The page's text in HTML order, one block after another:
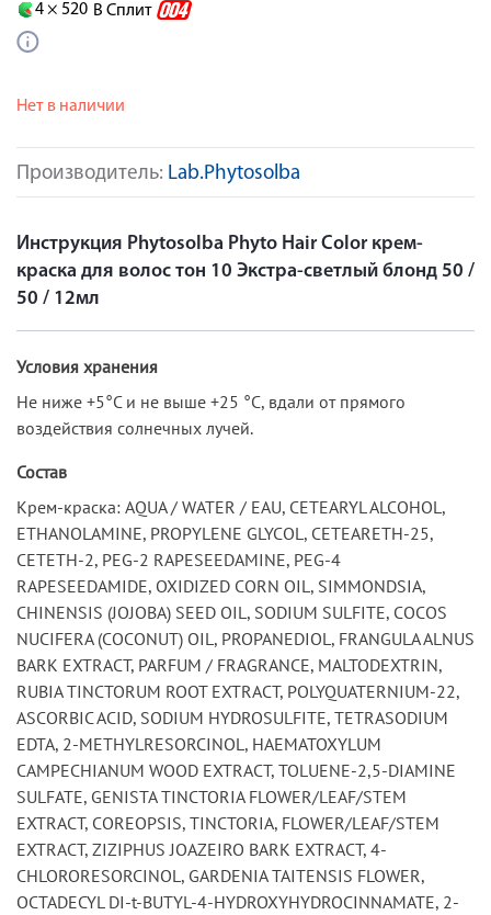
Производитель: Lab.Phytosolba
4 × 520 В Сплит
Нет в наличии
Инструкция Phytosolba Phyto Hair Color крем-
краска для волос тон 10 Экстра-светлый блонд 50 /
50 / 12мл
Условия хранения
Не ниже +5°С и не выше +25 °С, вдали от прямого
воздействия солнечных лучей.
Состав
Крем-краска: AQUA / WATER / EAU, CETEARYL ALCOHOL,
ETHANOLAMINE, PROPYLENE GLYCOL, CETEARETH-25,
CETETH-2, PEG-2 RAPESEEDAMINE, PEG-4
RAPESEEDAMIDE, OXIDIZED CORN OIL, SIMMONDSIA,
CHINENSIS (JOJOBA) SEED OIL, SODIUM SULFITE, COCOS
NUCIFERA (COCONUT) OIL, PROPANEDIOL, FRANGULA ALNUS
BARK EXTRACT, PARFUM / FRAGRANCE, MALTODEXTRIN,
RUBIA TINCTORUM ROOT EXTRACT, POLYQUATERNIUM-22,
ASCORBIC ACID, SODIUM HYDROSULFITE, TETRASODIUM
EDTA, 2-METHYLRESORCINOL, HAEMATOXYLUM
CAMPECHIANUM WOOD EXTRACT, TOLUENE-2,5-DIAMINE
SULFATE, GENISTA TINCTORIA FLOWER/LEAF/STEM
EXTRACT, COREOPSIS, TINCTORIA, FLOWER/LEAF/STEM
EXTRACT, ZIZIPHUS JOAZEIRO BARK EXTRACT, 4-
CHLORORESORCINOL, GARDENIA TAITENSIS FLOWER,
OCTADECYL DI-t-BUTYL-4-HYDROXYHYDROCINNAMATE, 2-